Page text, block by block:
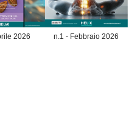
2026 n.1 - Febbraio 2026